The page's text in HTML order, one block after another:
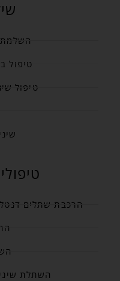
השלמת
טיפול
טיפול
הרכבת שתלים
השתלת